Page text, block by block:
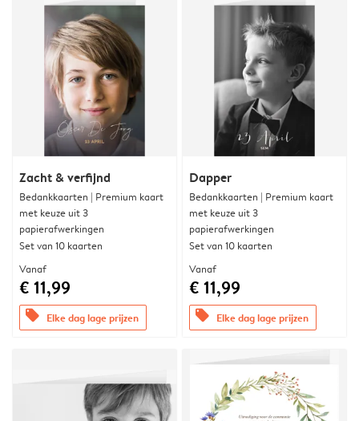
Zacht & verfijnd
Bedankkaarten | Premium kaart
met keuze uit 3
papierafwerkingen
Set van 10 kaarten
Vanaf
€ 11,99
offers Elke dag lage prijzen
Dapper
Bedankkaarten | Premium kaart
met keuze uit 3
papierafwerkingen
Set van 10 kaarten
Vanaf
€ 11,99
offers Elke dag lage prijzen